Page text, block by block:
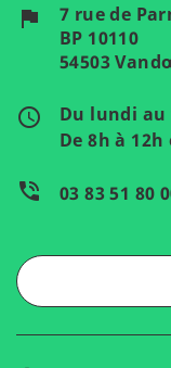
flag
7 rue de
BP 10110
54503
access_time
Du lundi au
De 8h à 12h
phone_in_talk 03 83 51 80